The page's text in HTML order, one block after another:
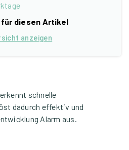
für diesen Artikel
anzeigen
schnelle
dadurch effektiv und
Alarm aus.